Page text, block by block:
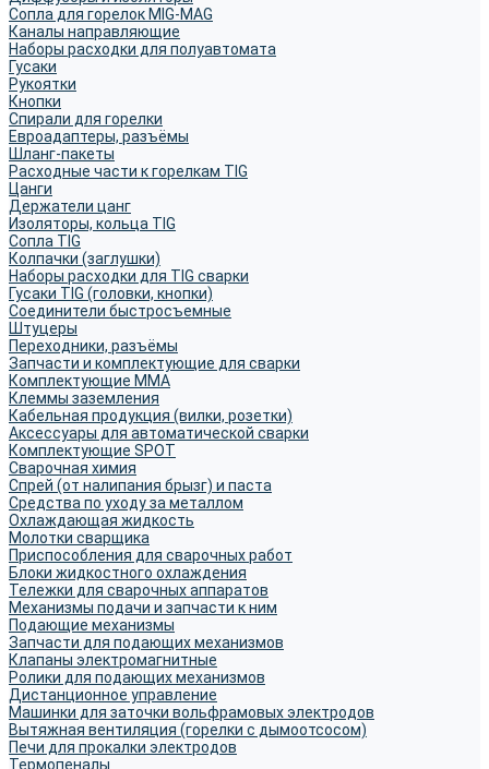
Сопла для горелок MIG-MAG
Каналы направляющие
Наборы расходки для полуавтомата
Гусаки
Рукоятки
Кнопки
Спирали для горелки
Евроадаптеры, разъёмы
Шланг-пакеты
Расходные части к горелкам TIG
Цанги
Держатели цанг
Изоляторы, кольца TIG
Сопла TIG
Колпачки (заглушки)
Наборы расходки для TIG сварки
Гусаки TIG (головки, кнопки)
Соединители быстросъемные
Штуцеры
Переходники, разъёмы
Запчасти и комплектующие для сварки
Комплектующие ММА
Клеммы заземления
Кабельная продукция (вилки, розетки)
Аксессуары для автоматической сварки
Комплектующие SPOT
Сварочная химия
Спрей (от налипания брызг) и паста
Средства по уходу за металлом
Охлаждающая жидкость
Молотки сварщика
Приспособления для сварочных работ
Блоки жидкостного охлаждения
Тележки для сварочных аппаратов
Механизмы подачи и запчасти к ним
Подающие механизмы
Запчасти для подающих механизмов
Клапаны электромагнитные
Ролики для подающих механизмов
Дистанционное управление
Машинки для заточки вольфрамовых электродов
Вытяжная вентиляция (горелки с дымоотсосом)
Печи для прокалки электродов
Термопеналы